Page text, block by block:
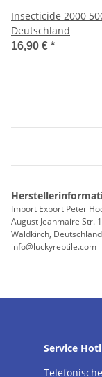
Insecticide 2000 500ml- Kein Versand nach
Deutschland
16,90 € *
Import Export Peter
August Jeanmaire Str.
Waldkirch,
info@luckyreptile.com
Service